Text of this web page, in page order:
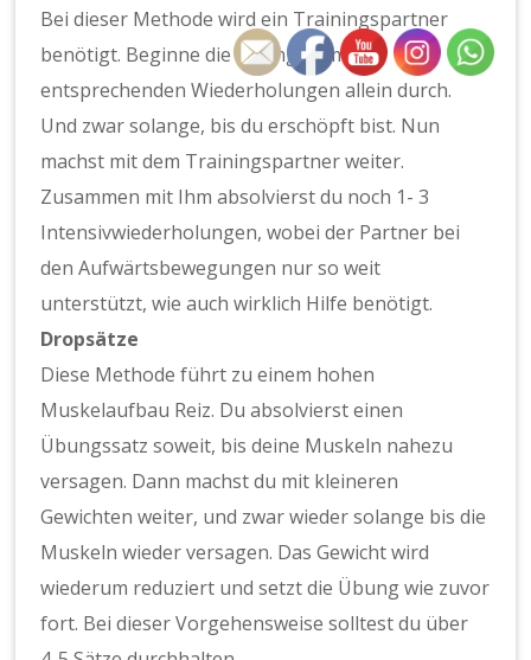
Bei dieser Methode wird ein Trainingspartner
benötigt. Beginne die Übungen mit
entsprechenden Wiederholungen allein durch.
Und zwar solange, bis du erschöpft bist. Nun
machst mit dem Trainingspartner weiter.
Zusammen mit Ihm absolvierst du noch 1- 3
Intensivwiederholungen, wobei der Partner bei
den Aufwärtsbewegungen nur so weit
unterstützt, wie auch wirklich Hilfe benötigt.
Dropsätze
Diese Methode führt zu einem hohen
Muskelaufbau Reiz. Du absolvierst einen
Übungssatz soweit, bis deine Muskeln nahezu
versagen. Dann machst du mit kleineren
Gewichten weiter, und zwar wieder solange bis die
Muskeln wieder versagen. Das Gewicht wird
wiederum reduziert und setzt die Übung wie zuvor
fort. Bei dieser Vorgehensweise solltest du über